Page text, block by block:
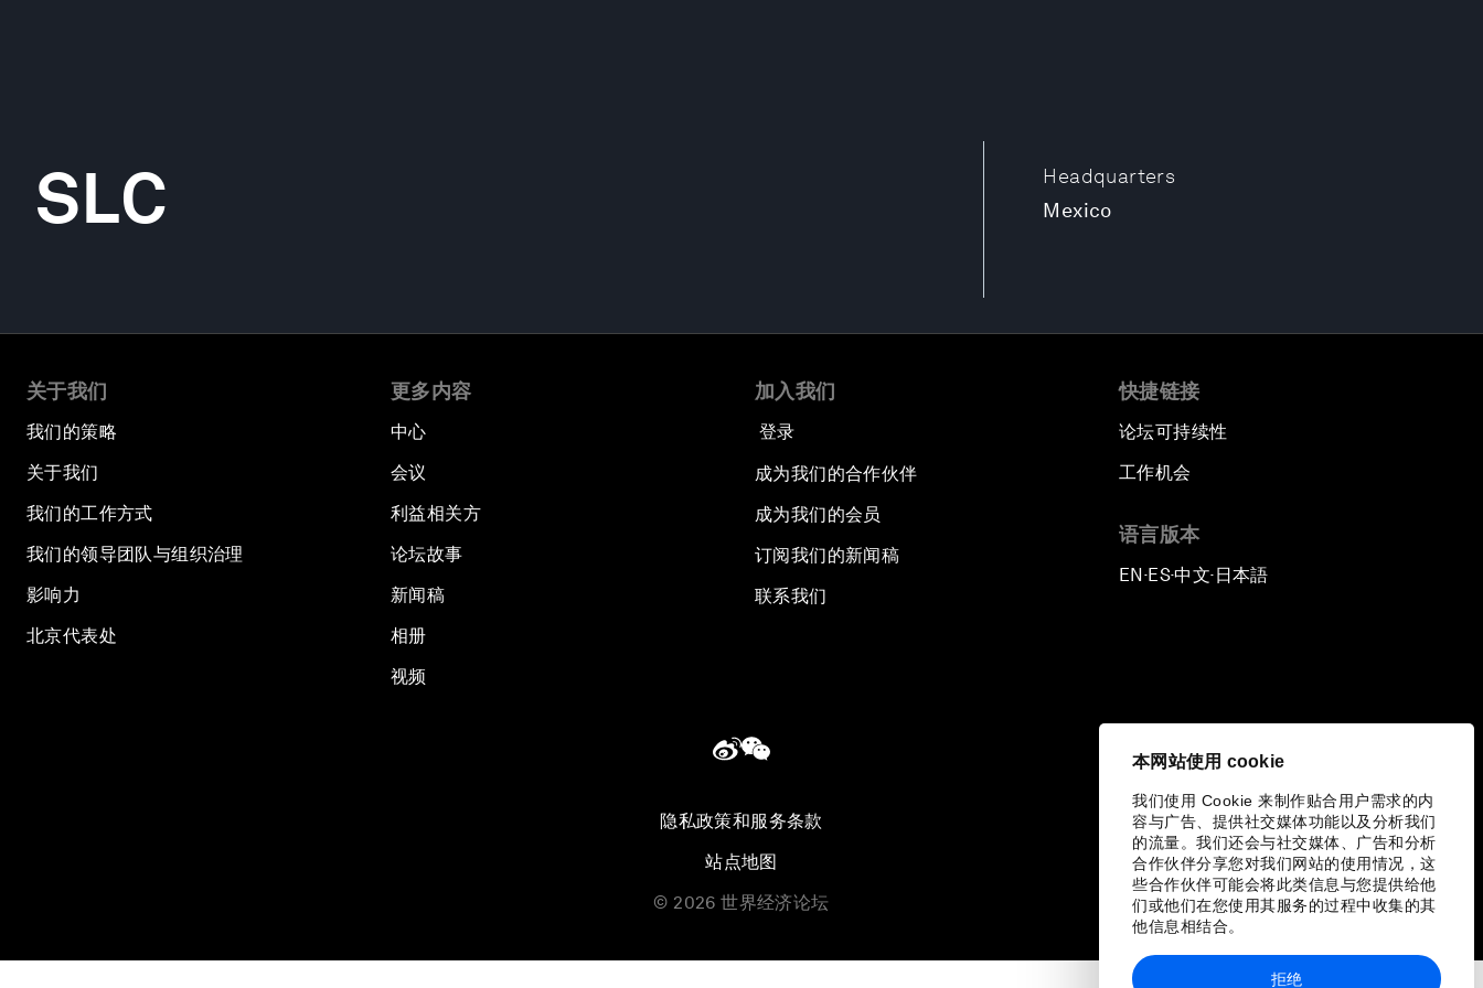
本网站使用 cookie
我们使用 Cookie 来制作贴合用户需求的内
容与广告、提供社交媒体功能以及分析我们
的流量。我们还会与社交媒体、广告和分析
合作伙伴分享您对我们网站的使用情况，这
些合作伙伴可能会将此类信息与您提供给他
们或他们在您使用其服务的过程中收集的其
他信息相结合。
拒绝
Headquarters
Mexico
SLC
关于我们
我们的策略
关于我们
我们的工作方式
我们的领导团队与组织治理
影响力
北京代表处
更多内容
中心
会议
利益相关方
论坛故事
新闻稿
相册
视频
加入我们
登录
成为我们的合作伙伴
成为我们的会员
订阅我们的新闻稿
联系我们
快捷链接
论坛可持续性
工作机会
语言版本
EN ▪ES▪中文▪ 日本語
隐私政策和服务条款
站点地图
© 2026 世界经济论坛